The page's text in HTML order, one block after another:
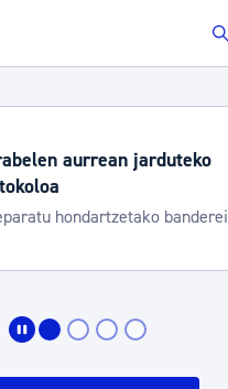
aurrean jarduteko
hondartzetako banderei